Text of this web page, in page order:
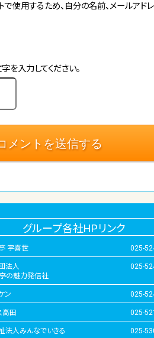
で使用するため、自分の名前、メールアド
を入力してください。
グループ各社HPリンク
宇喜世 025-
法人
の魅力発信社
025-
ン 025-
高田 025-
法人みんなでいきる 025-